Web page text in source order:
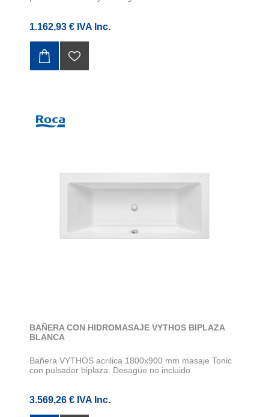
1.162,93 € IVA Inc.
BAÑERA CON HIDROMASAJE VYTHOS BIPLAZA
BLANCA
Bañera VYTHOS acrilica 1800x900 mm masaje Tonic
con pulsador biplaza. Desagüe no incluido
3.569,26 € IVA Inc.